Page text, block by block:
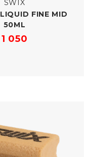
SWIX
FINE MID
50ML
1 050